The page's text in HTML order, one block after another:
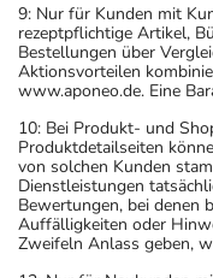
9: Nur für Kunden mit
rezeptpflichtige Artikel,
Bestellungen über
Aktionsvorteilen
www.aponeo.de. Eine
10: Bei Produkt- und
Produktdetailseiten
von solchen Kunden
Dienstleistungen
Bewertungen, bei denen
Auffälligkeiten oder
Zweifeln Anlass geben,